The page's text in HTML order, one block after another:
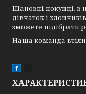
Шановні покупці, в
дівчаток і
зможете підібрати
Наша команда